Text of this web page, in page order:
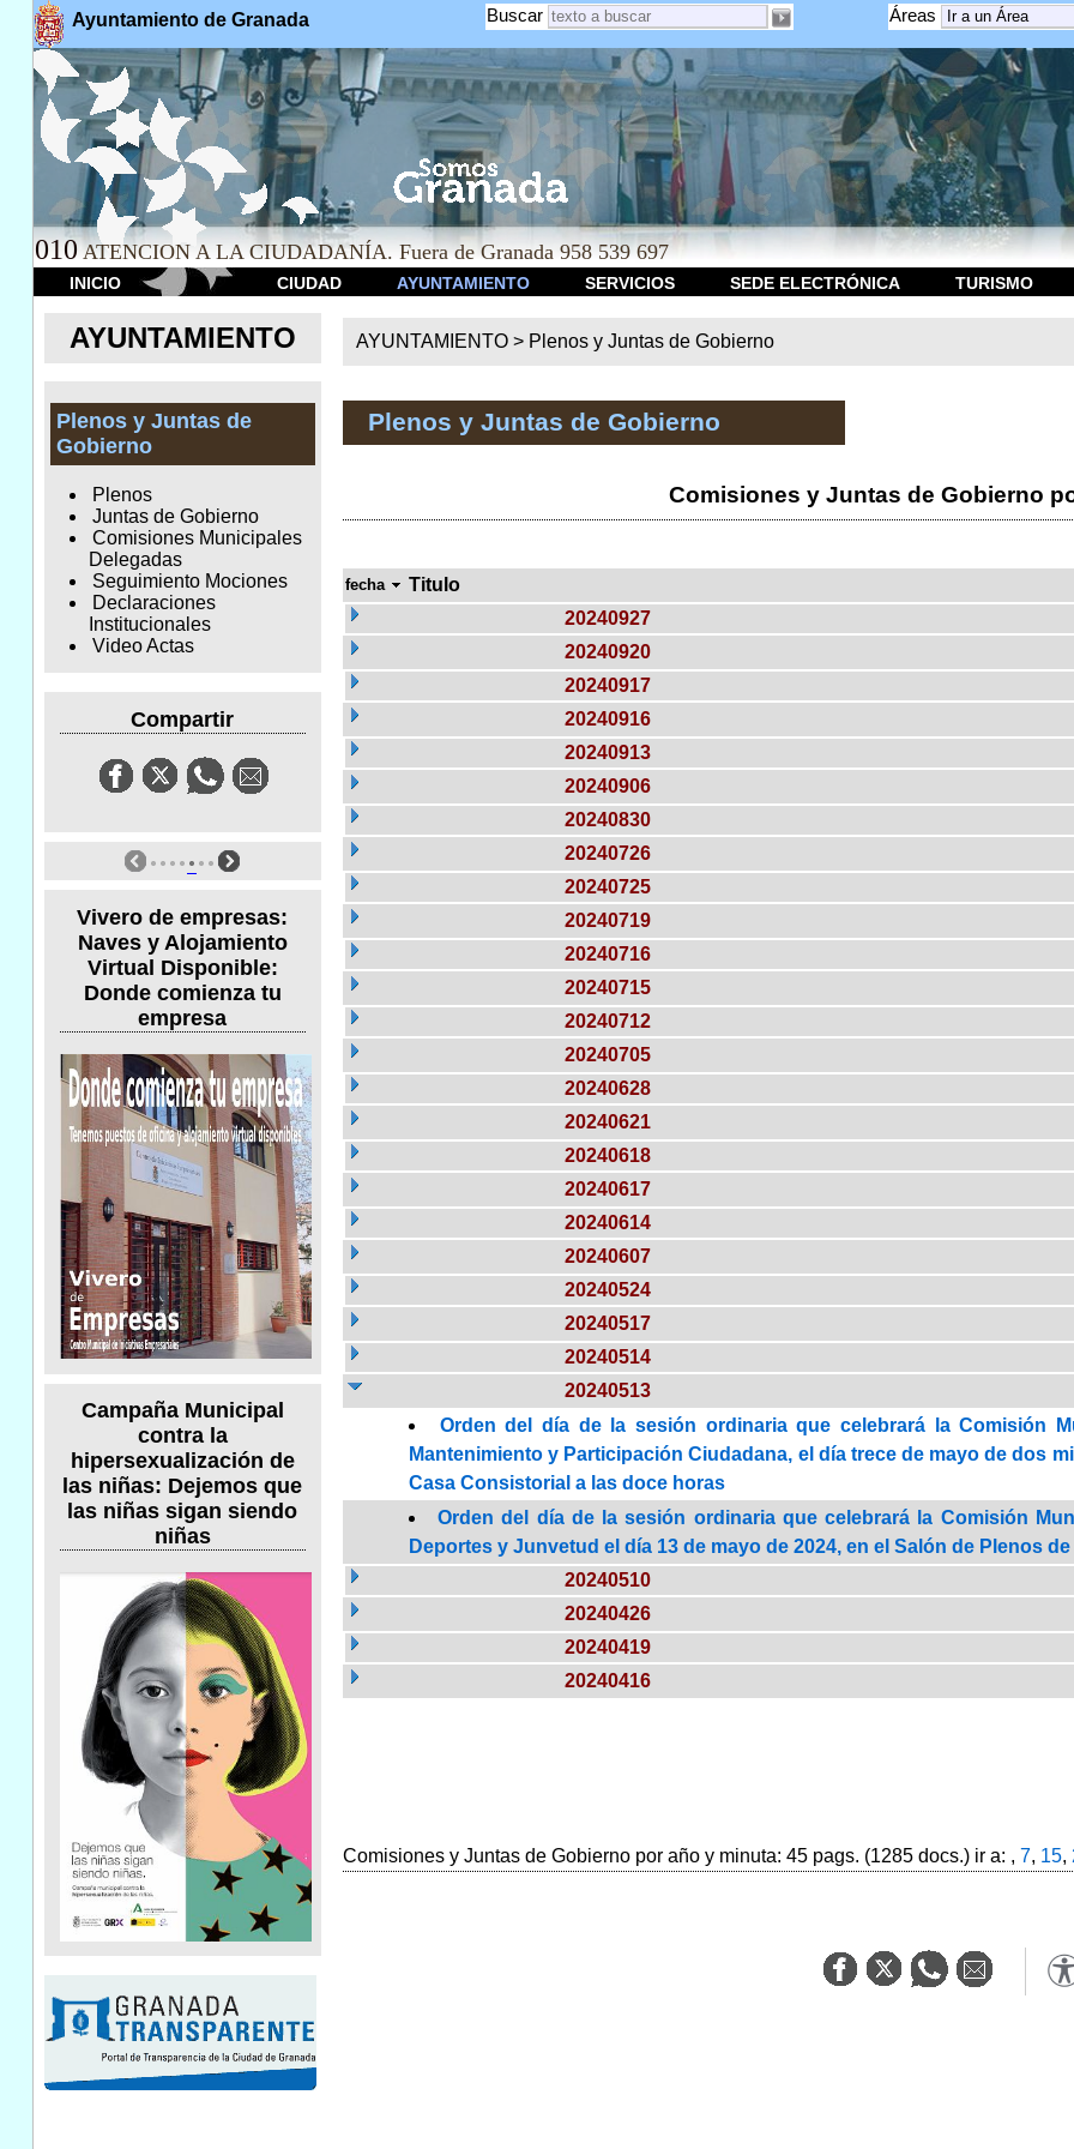
Ayuntamiento de Granada Áreas
Buscar
010 ATENCION A LA CIUDADANÍA. Fuera de Granada 958 539 697
INICIO CIUDAD AYUNTAMIENTO SERVICIOS SEDE ELECTRÓNICA TURISMO
AYUNTAMIENTO
Plenos y Juntas de
Gobierno
Plenos
Juntas de Gobierno
Comisiones Municipales
Delegadas
Seguimiento Mociones
Declaraciones
Institucionales
Video Actas
Compartir
Vivero de empresas:
Naves y Alojamiento
Virtual Disponible:
Donde comienza tu
empresa
Campaña Municipal
contra la
hipersexualización de
las niñas: Dejemos que
las niñas sigan siendo
niñas
AYUNTAMIENTO > Plenos y Juntas de Gobierno
Plenos y Juntas de Gobierno
Comisiones y Juntas de Gobierno
fecha Titulo
20240927
20240920
20240917
20240916
20240913
20240906
20240830
20240726
20240725
20240719
20240716
20240715
20240712
20240705
20240628
20240621
20240618
20240617
20240614
20240607
20240524
20240517
20240514
20240513
Orden del día de la sesión ordinaria que celebrará la Comisión
Mantenimiento y Participación Ciudadana, el día trece de mayo de dos
Casa Consistorial a las doce horas
Orden del día de la sesión ordinaria que celebrará la Comisión
Deportes y Junvetud el día 13 de mayo de 2024, en el Salón de Plenos
20240510
20240426
20240419
20240416
Comisiones y Juntas de Gobierno por año y minuta: 45 pags. (1285 docs.) ir a: , 7, 15,